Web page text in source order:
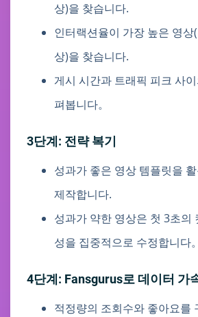
상)을 찾습니다.
인터랙션율이 가장 높은 영상
상)을 찾습니다.
게시 시간과 트래픽 피크 사
펴봅니다。
3단계: 전략 복기
성과가 좋은 영상 템플릿을
제작합니다.
성과가 약한 영상은 첫 3초의
성을 집중적으로 수정합니다。
4단계: Fansgurus로 데이터 가
적정량의 조회수와 좋아요를